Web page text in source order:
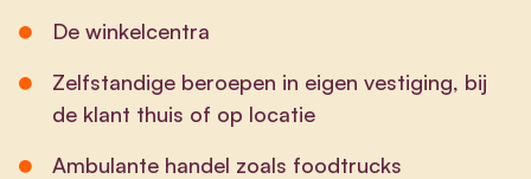
De winkelcentra
Zelfstandige beroepen in eigen vestiging, bij
de klant thuis of op locatie
Ambulante handel zoals foodtrucks